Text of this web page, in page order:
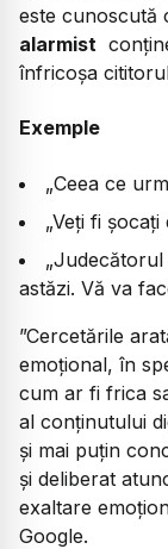
este cunoscută
alarmist
înfricoșa
Exemple
„Ceea ce
„Veți fi
„Judecătorul
astăzi. Vă va
”Cercetările
emoțional, în
cum ar fi frica
al conținutului
și mai puțin
și deliberat
exaltare
Google.